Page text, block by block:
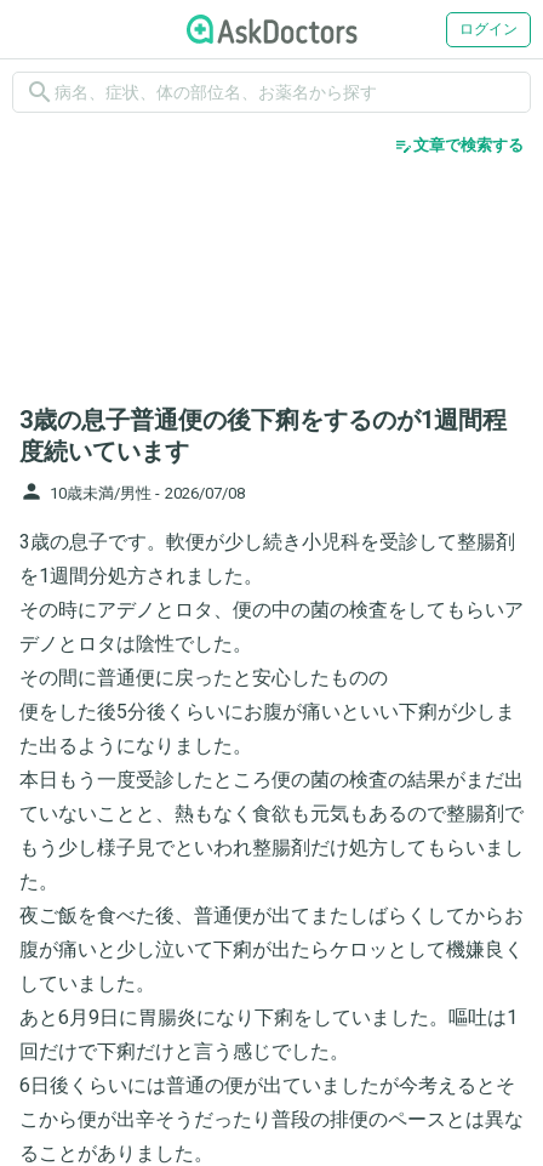
ログイン
search
edit_note文章で検索する
3歳の息子普通便の後下痢をするのが1週間程
度続いています
person 10歳未満/男性 - 2026/07/08
3歳の息子です。軟便が少し続き小児科を受診して整腸剤
を1週間分処方されました。
その時にアデノとロタ、便の中の菌の検査をしてもらいア
デノとロタは陰性でした。
その間に普通便に戻ったと安心したものの
便をした後5分後くらいにお腹が痛いといい下痢が少しま
た出るようになりました。
本日もう一度受診したところ便の菌の検査の結果がまだ出
ていないことと、熱もなく食欲も元気もあるので整腸剤で
もう少し様子見でといわれ整腸剤だけ処方してもらいまし
た。
夜ご飯を食べた後、普通便が出てまたしばらくしてからお
腹が痛いと少し泣いて下痢が出たらケロッとして機嫌良く
していました。
あと6月9日に胃腸炎になり下痢をしていました。嘔吐は1
回だけで下痢だけと言う感じでした。
6日後くらいには普通の便が出ていましたが今考えるとそ
こから便が出辛そうだったり普段の排便のペースとは異な
ることがありました。